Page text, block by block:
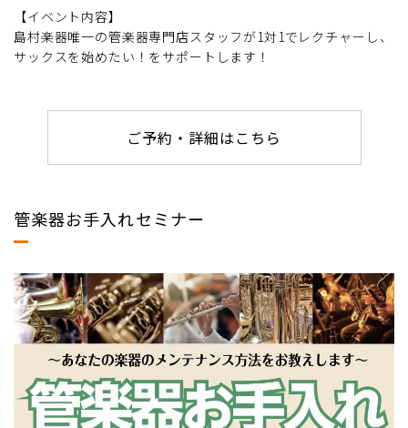
【イベント内容】
島村楽器唯一の管楽器専門店スタッフが1対1でレクチャーし、
サックスを始めたい！をサポートします！
ご予約・詳細はこちら
管楽器お手入れセミナー